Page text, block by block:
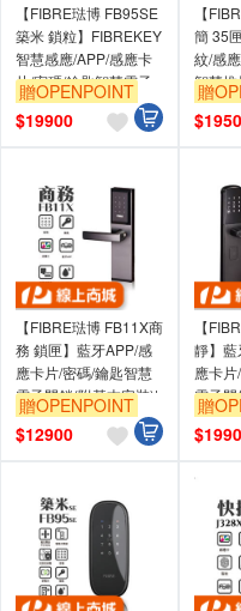
【FIBRE琺博 FB95SE
築米 鎖粒】FIBREKEY
智慧感應/APP/感應卡
片/密碼/鑰匙智慧電子
門鎖(附基本安裝)
贈OPENPOINT
$19900
【
簡 35
紋/感
智慧
基本
贈
$
【FIBRE琺博 FB11X商
務 鎖匣】藍牙APP/感
應卡片/密碼/鑰匙智慧
電子門鎖(附基本安裝)|
出租房房東最適電子鎖
贈OPENPOINT
$12900
【
靜】
應卡
電子門
贈
$